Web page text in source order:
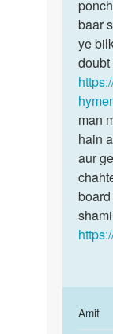
baar
ye
man
hain
aur
board
AmitIn